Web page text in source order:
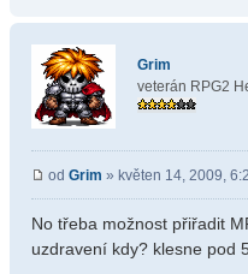
Grim
veterán RPG2
od Grim » květen 14, 2009,
No třeba možnost přiřadit
uzdravení kdy? klesne pod